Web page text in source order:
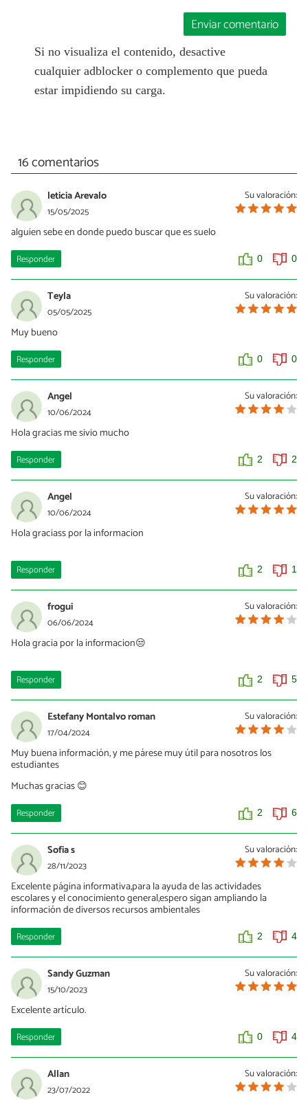
Enviar comentario
Si no visualiza el contenido, desactive
cualquier adblocker o complemento que pueda
estar impidiendo su carga.
16 comentarios
Su valoración:
leticia Arevalo
15/05/2025
alguien sebe en donde puedo buscar que es suelo
Responder 0 0
Su valoración:
Teyla
05/05/2025
Muy bueno
Responder 0 0
Su valoración:
Angel
10/06/2024
Hola gracias me sivio mucho
Responder 2 2
Su valoración:
Angel
10/06/2024
Hola graciass por la informacion
Responder 2 1
Su valoración:
frogui
06/06/2024
Hola gracia por la informacion😒
Responder 2 5
Su valoración:
Estefany Montalvo roman
17/04/2024
Muy buena información, y me párese muy útil para nosotros los
estudiantes
Muchas gracias 😊
Responder 2 6
Su valoración:
Sofia s
28/11/2023
Excelente página informativa,para la ayuda de las actividades
escolares y el conocimiento general,espero sigan ampliando la
información de diversos recursos ambientales
Responder 2 4
Su valoración:
Sandy Guzman
15/10/2023
Excelente artículo.
Responder 0 4
Su valoración:
Allan
23/07/2022